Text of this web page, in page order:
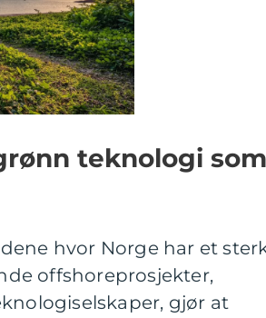
teknologi som
hvor Norge har et
offshoreprosjekter,
gjør at